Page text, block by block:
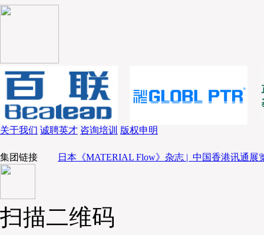
关于我们 诚聘英才 咨询培训 版权申明
集团链接 日本《MATERIAL Flow》杂志 | 中国香港讯通展
扫描二维码